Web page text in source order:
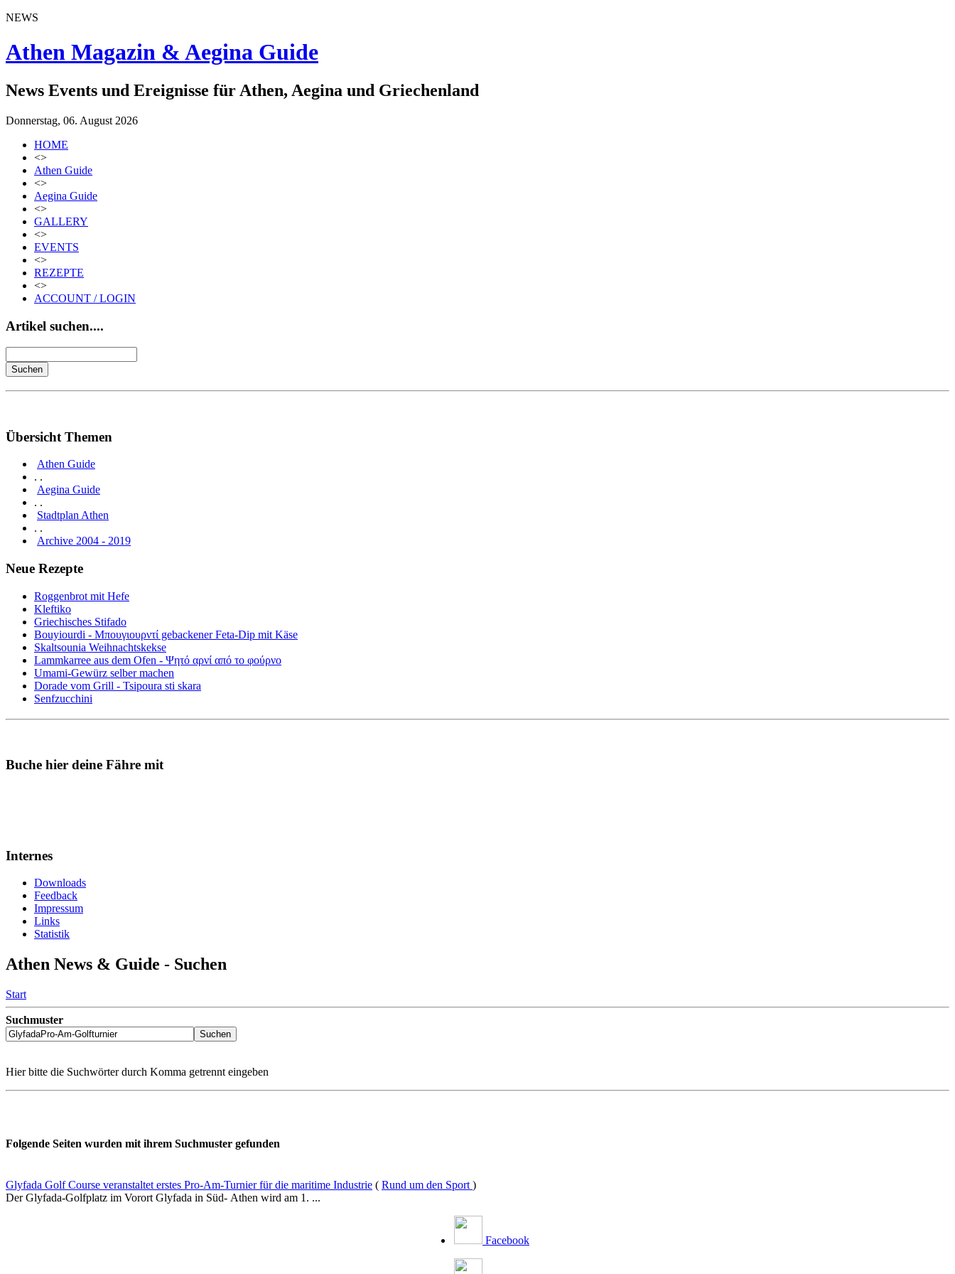
NEWS
Athen Magazin & Aegina Guide
News Events und Ereignisse für Athen, Aegina und Griechenland
Donnerstag, 06. August 2026
HOME
<>
Athen Guide
<>
Aegina Guide
<>
GALLERY
<>
EVENTS
<>
REZEPTE
<>
ACCOUNT / LOGIN
Artikel suchen....
Übersicht Themen
Athen Guide
. .
Aegina Guide
. .
Stadtplan Athen
. .
Archive 2004 - 2019
Neue Rezepte
Roggenbrot mit Hefe
Kleftiko
Griechisches Stifado
Bouyiourdi - Μπουγιουρντί gebackener Feta-Dip mit Käse
Skaltsounia Weihnachtskekse
Lammkarree aus dem Ofen - Ψητό αρνί από το φούρνο
Umami-Gewürz selber machen
Dorade vom Grill - Tsipoura sti skara
Senfzucchini
Buche hier deine Fähre mit
Internes
Downloads
Feedback
Impressum
Links
Statistik
Athen News & Guide - Suchen
Start
Suchmuster
Hier bitte die Suchwörter durch Komma getrennt eingeben
Folgende Seiten wurden mit ihrem Suchmuster gefunden
Glyfada Golf Course veranstaltet erstes Pro-Am-Turnier für die maritime Industrie ( Rund um den Sport )
Der Glyfada-Golfplatz im Vorort Glyfada in Süd- Athen wird am 1. ...
Facebook